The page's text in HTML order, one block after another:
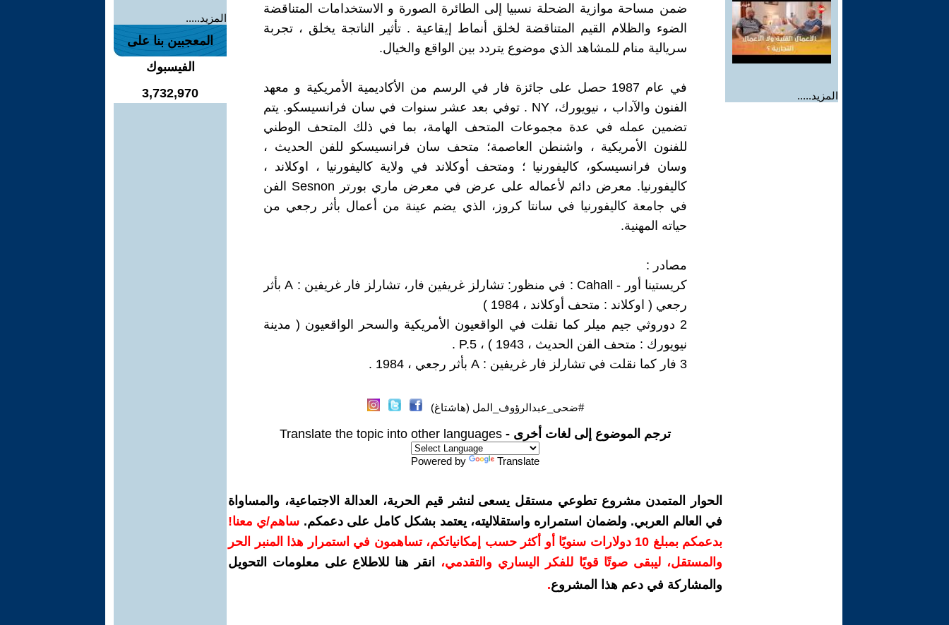
المزيد.....
ضمن مساحة موازية الضحلة نسبيا إلى الطائرة الصورة و الاستخدامات المتناقضة
الضوء والظلام القيم المتناقضة لخلق أنماط إيقاعية . تأثير الناتجة يخلق ، تجربة
سريالية منام للمشاهد الذي موضوع يتردد بين الواقع والخيال.
في عام 1987 حصل على جائزة فار في الرسم من الأكاديمية الأمريكية و معهد
الفنون والآداب ، نيويورك، NY . توفي بعد عشر سنوات في سان فرانسيسكو. يتم
تضمين عمله في عدة مجموعات المتحف الهامة، بما في ذلك المتحف الوطني
للفنون الأمريكية ، واشنطن العاصمة؛ متحف سان فرانسيسكو للفن الحديث ،
وسان فرانسيسكو، كاليفورنيا ؛ ومتحف أوكلاند في ولاية كاليفورنيا ، اوكلاند ،
كاليفورنيا. معرض دائم لأعماله على عرض في معرض ماري بورتر Sesnon الفن
في جامعة كاليفورنيا في سانتا كروز، الذي يضم عينة من أعمال بأثر رجعي من
حياته المهنية.
مصادر :
كريستينا أور - Cahall : في منظور: تشارلز غريفين فار، تشارلز فار غريفين : A بأثر
رجعي ( اوكلاند : متحف أوكلاند ، 1984 )
2 دوروثي جيم ميلر كما نقلت في الواقعيون الأمريكية والسحر الواقعيون ( مدينة
نيويورك : متحف الفن الحديث ، 1943 ) ، P.5 .
3 فار كما نقلت في تشارلز فار غريفين : A بأثر رجعي ، 1984 .
#ضحى_عبدالرؤوف_المل (هاشتاغ)
ترجم الموضوع إلى لغات أخرى - Translate the topic into other languages
Powered by Translate
الحوار المتمدن مشروع تطوعي مستقل يسعى لنشر قيم الحرية، العدالة الاجتماعية، والمساواة
في العالم العربي. ولضمان استمراره واستقلاليته، يعتمد بشكل كامل على دعمكم. ساهم/ي معنا!
بدعمكم بمبلغ 10 دولارات سنويًا أو أكثر حسب إمكانياتكم، تساهمون في استمرار هذا المنبر الحر
والمستقل، ليبقى صوتًا قويًا للفكر اليساري والتقدمي،
انقر هنا للاطلاع على معلومات التحويل
والمشاركة في دعم هذا المشروع.
المزيد.....
المعجبين بنا على
الفيسبوك
3,732,970